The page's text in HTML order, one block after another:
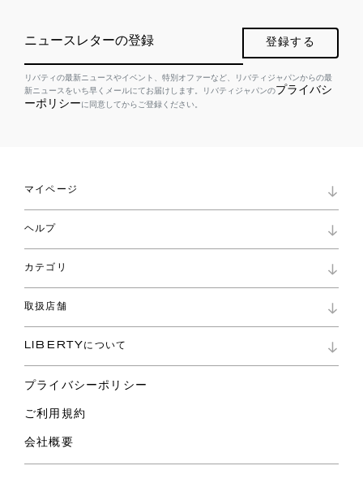
ニュースレターの登録 登録する
リバティの最新ニュースやイベント、特別オファーなど、リバティジャパンからの最
新ニュースをいち早くメールにてお届けします。リバティジャパンのプライバシ
ーポリシーに同意してからご登録ください。
マイページ
ロイヤリティプログラム
パスワード再設定
ショッピングバッグ
ヘルプ
お問い合わせ
よくあるご質問
ご利用ガイド
カテゴリ
コレクション
ファブリックス
バッグ
スカーフ
ウェア
ライフスタイル
スペシャル
取扱店舗
リバティ・ファブリックス
LIBERTYについて
プライバシーポリシー
ご利用規約
会社概要